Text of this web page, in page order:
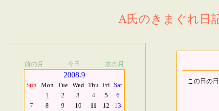
A氏のきまぐれ日
前の月 今日 次の月
2008.9
Sun Mon Tue Wed Thu Fri Sat
1
2 3 4 5
6
7
8 9 10 11 12
13
この日の